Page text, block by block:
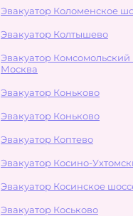
Эвакуатор Коломенское
Эвакуатор Колтышево
Эвакуатор Комсомольский
Москва
Эвакуатор Коньково
Эвакуатор Коньково
Эвакуатор Коптево
Эвакуатор Косино-
Эвакуатор Косинское
Эвакуатор Коськово